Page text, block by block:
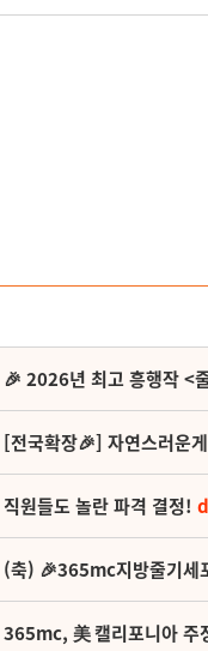
🎉 2026년 최고 흥행작 <
[전국확장🎉] 자연스러운
직원들도 놀란 파격 결정!
(축) 🎉365mc지방줄기세
365mc, 美 캘리포니아 주